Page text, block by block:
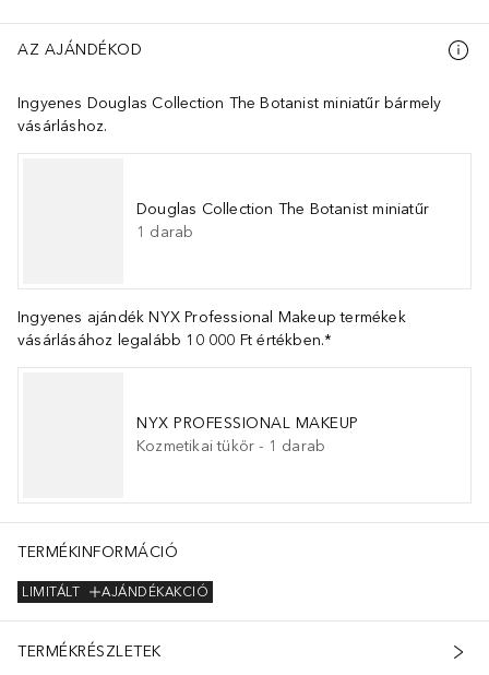
AZ AJÁNDÉKOD
Ingyenes Douglas Collection The Botanist miniatűr bármely
vásárláshoz.
Douglas Collection The Botanist miniatűr
1 darab
Ingyenes ajándék NYX Professional Makeup termékek
vásárlásához legalább 10 000 Ft értékben.*
NYX PROFESSIONAL MAKEUP
Kozmetikai tükör - 1 darab
TERMÉKINFORMÁCIÓ
AJÁNDÉKAKCIÓ
LIMITÁLT
TERMÉKRÉSZLETEK